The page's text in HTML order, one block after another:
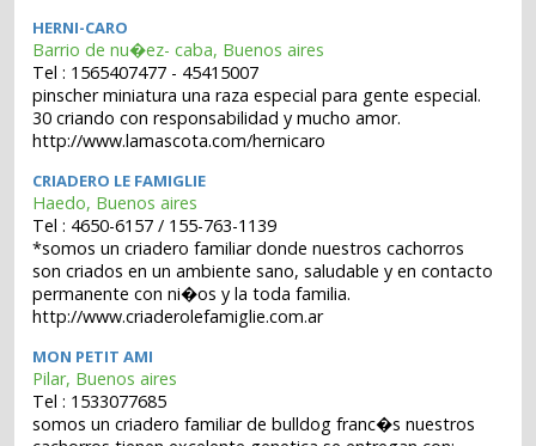
HERNI-CARO
Barrio de nu�ez- caba, Buenos aires
Tel : 1565407477 - 45415007
pinscher miniatura una raza especial para gente especial.
30 criando con responsabilidad y mucho amor.
http://www.lamascota.com/hernicaro
CRIADERO LE FAMIGLIE
Haedo, Buenos aires
Tel : 4650-6157 / 155-763-1139
*somos un criadero familiar donde nuestros cachorros
son criados en un ambiente sano, saludable y en contacto
permanente con ni�os y la toda familia.
http://www.criaderolefamiglie.com.ar
MON PETIT AMI
Pilar, Buenos aires
Tel : 1533077685
somos un criadero familiar de bulldog franc�s nuestros